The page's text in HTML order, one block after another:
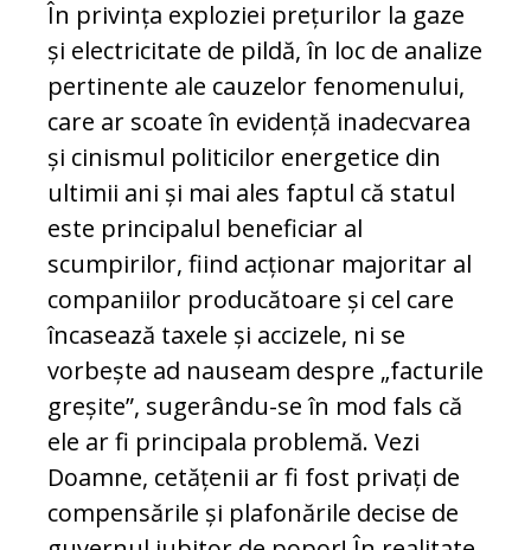
În privința exploziei prețurilor la gaze
și electricitate de pildă, în loc de analize
pertinente ale cauzelor fenomenului,
care ar scoate în evidență inadecvarea
și cinismul politicilor energetice din
ultimii ani și mai ales faptul că statul
este principalul beneficiar al
scumpirilor, fiind acționar majoritar al
companiilor producătoare și cel care
încasează taxele și accizele, ni se
vorbește ad nauseam despre „facturile
greșite”, sugerându-se în mod fals că
ele ar fi principala problemă. Vezi
Doamne, cetățenii ar fi fost privați de
compensările și plafonările decise de